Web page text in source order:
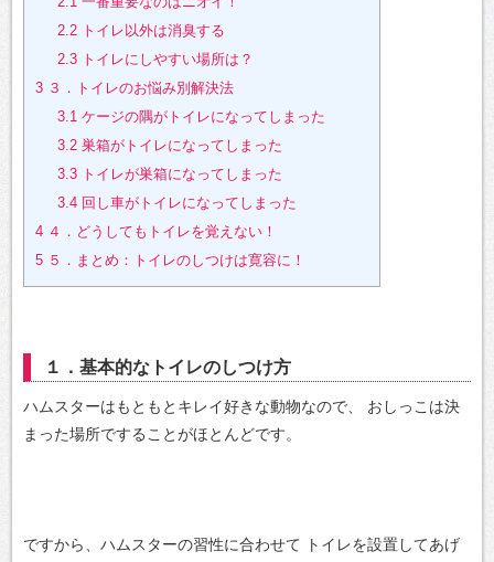
2.2トイレ以外は消臭する
2.3トイレにしやすい場所は？
3 ３．トイレのお悩み別解決法
3.1ケージの隅がトイレになってしまった
3.2巣箱がトイレになってしまった
3.3トイレが巣箱になってしまった
3.4回し車がトイレになってしまった
4 ４．どうしてもトイレを覚えない！
5 ５．まとめ：トイレのしつけは寛容に！
１．基本的なトイレのしつけ方
ハムスターはもともとキレイ好きな動物なので、
おしっこは決
まった場所ですることがほとんどです。
ですから、ハムスターの習性に合わせて トイレを設置してあげ